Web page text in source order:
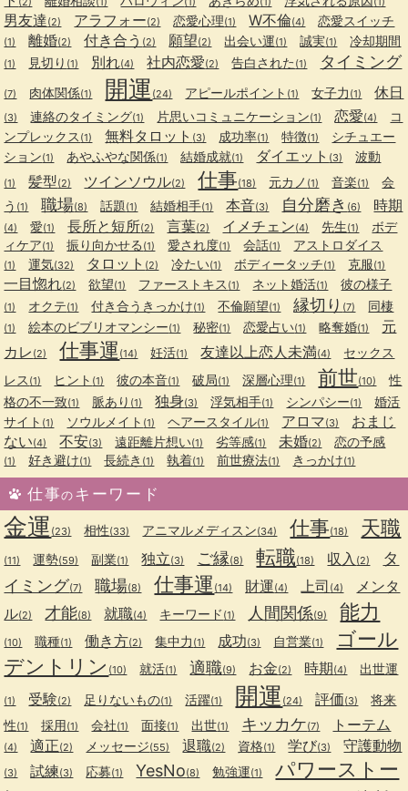
男友達(2) アラフォー(2) 恋愛心理(1) W不倫(4) 恋愛スイッチ
(1) 離婚(2) 付き合う (2) 願望(2) 出会い運(1) 誠実(1) 冷却期間
(1) 見切り (1) 別れ(4) 社内恋愛(2) 告白された (1) タイミング
(7) 肉体関係(1) 開運 (24) アピールポイント (1) 女子力 (1) 休日
(3) 連絡のタイミング(1) 片思いコミュニケーション(1) 恋愛(4)
コ
ンプレックス (1) 無料タロット (3) 成功率(1) 特徴(1)
シチュエー
ション(1) あやふやな関係(1) 結婚成就(1) ダイエット (3) 波動
(1) 髪型(2) ツインソウル(2) 仕事(18) 元カノ (1) 音楽(1)
会
う (1) 職場(8) 話題(1) 結婚相手(1) 本音(3) 自分磨き (6) 時期
(4) 愛(1) 長所と短所(2) 言葉(2) イメチェン(4) 先生(1)
ボデ
ィケア(1) 振り向かせる (1) 愛され度(1) 会話(1) アストロダイス
(1) 運気(32) タロット (2) 冷たい(1) ボディータッチ(1) 克服(1)
一目惚れ(2) 欲望(1) ファーストキス (1) ネット婚活(1) 彼の様子
(1) オクテ(1) 付き合うきっかけ(1) 不倫願望(1) 縁切り (7) 同棲
(1) 絵本のビブリオマンシー(1) 秘密(1) 恋愛占い(1) 略奪婚(1)
元
カレ (2) 仕事運 (14) 妊活(1) 友達以上恋人未満(4)
セックス
レス (1) ヒント (1) 彼の本音(1) 破局(1) 深層心理(1) 前世(10)
性
格の不一致(1) 脈あり (1) 独身(3) 浮気相手(1) シンパシー(1)
婚活
サイト (1) ソウルメイト (1) ヘアースタイル(1) アロマ(3)
おまじ
ない(4) 不安(3) 遠距離片想い(1) 劣等感(1) 未婚(2) 恋の予感
(1) 好き避け(1) 長続き (1) 執着(1) 前世療法(1) きっかけ(1)
仕事のキーワード
金運 (23) 相性(33) アニマルメディスン(34) 仕事(18) 天職
(11) 運勢(59) 副業(1) 独立(3) ご縁(8) 転職(18) 収入 (2)
タ
イミング(7) 職場(8) 仕事運 (14) 財運(4) 上司 (4)
メンタ
ル(2) 才能(8) 就職(4) キーワード (1) 人間関係(9) 能力
(10) 職種(1) 働き方(2) 集中力 (1) 成功(3) 自営業(1)
ゴール
デントリン (10) 就活(1) 適職(9) お金(2) 時期(4) 出世運
(1) 受験(2) 足りないもの(1) 活躍(1) 開運 (24) 評価(3)
将来
性(1) 採用(1) 会社(1) 面接(1) 出世(1) キッカケ(7) トーテム
(4) 適正(2) メッセージ(55) 退職(2) 資格(1) 学び(3) 守護動物
(3) 試練(3) 応募(1) YesNo(8) 勉強運(1)
パワーストー